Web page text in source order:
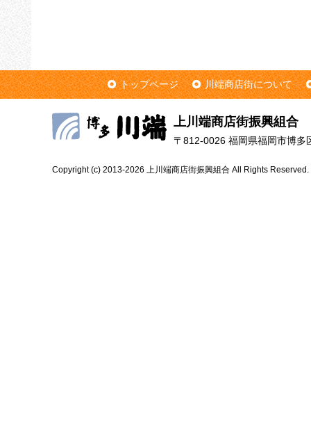
トップページ 川端商店街について
上川端商店街振興組合
〒812-0026 福岡県福岡市博
Copyright (c) 2013-2026 上川端商店街振興組合 All Rights Reserved.